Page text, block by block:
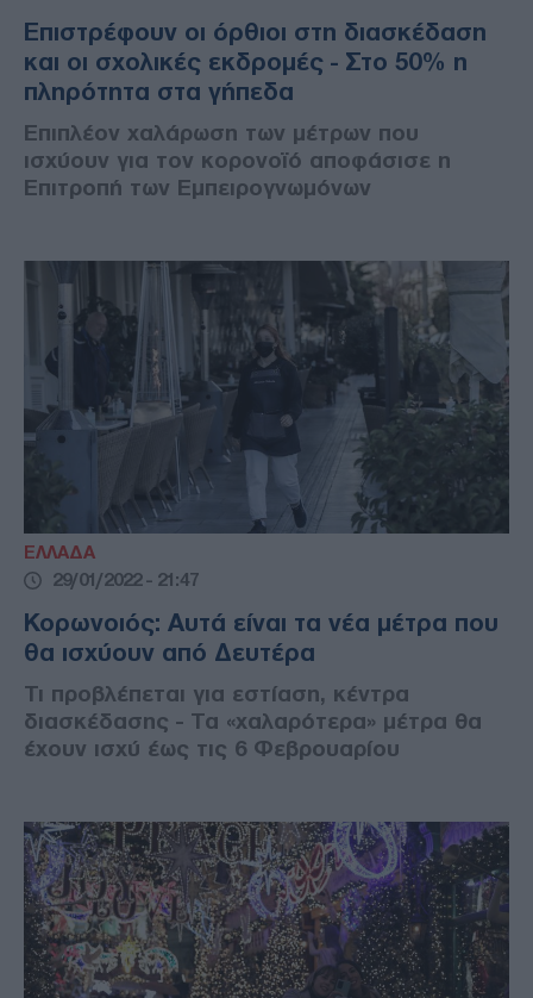
Επιστρέφουν οι όρθιοι στη διασκέδαση
και οι σχολικές εκδρομές - Στο 50% η
πληρότητα στα γήπεδα
Επιπλέον χαλάρωση των μέτρων που
ισχύουν για τον κορονοϊό αποφάσισε η
Επιτροπή των Εμπειρογνωμόνων
ΕΛΛΑΔΑ
29/01/2022 - 21:47
Κορωνοιός: Αυτά είναι τα νέα μέτρα που
θα ισχύουν από Δευτέρα
Τι προβλέπεται για εστίαση, κέντρα
διασκέδασης - Τα «χαλαρότερα» μέτρα θα
έχουν ισχύ έως τις 6 Φεβρουαρίου